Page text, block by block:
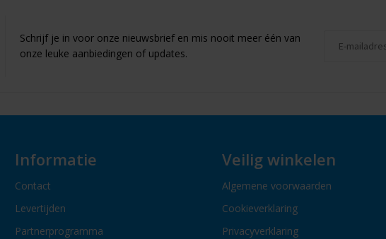
Schrijf je in voor onze nieuwsbrief en mis nooit meer één van
onze leuke aanbiedingen of updates.
Informatie
Contact
Levertijden
Partnerprogramma
Veilig winkelen
Algemene voorwaarden
Cookieverklaring
Privacyverklaring